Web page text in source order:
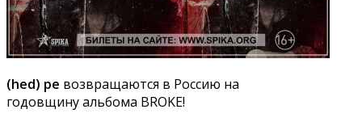
(hed) pe возвращаются в Россию на
годовщину альбома BROKE!